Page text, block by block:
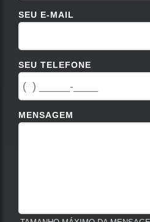
SEU E-MAIL
SEU TELEFONE
MENSAGEM